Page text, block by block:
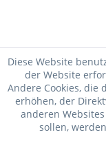
Diese Website
der Website
Andere Cookies, die
erhöhen, der
anderen
sollen,